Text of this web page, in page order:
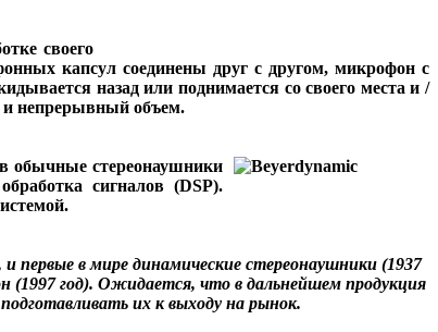
своего
капсул соединены друг с другом, микрофон с
назад или поднимается со своего места и /
и непрерывный объем.
обычные стереонаушники
сигналов (DSP).
первые в мире динамические стереонаушники (1937
(1997 год). Ожидается, что в дальнейшем продукция
их к выходу на рынок.